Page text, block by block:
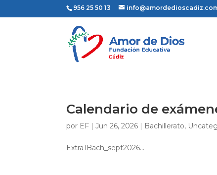
956 25 50 13
Calendario de
por EF |Jun 26, 2026 | Bachillerato,
Extra1Bach_sept2026...